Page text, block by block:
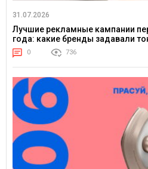
31.07.2026
Лучшие рекламные кампании
года: какие бренды задавали
0 736